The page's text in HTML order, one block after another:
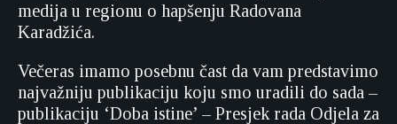
medija u regionu o hapšenju Radovana
Karadžića.
Večeras imamo posebnu čast da vam predstavimo
najvažniju publikaciju koju smo uradili do sada –
publikaciju ‘Doba istine’ – Presjek rada Odjela za